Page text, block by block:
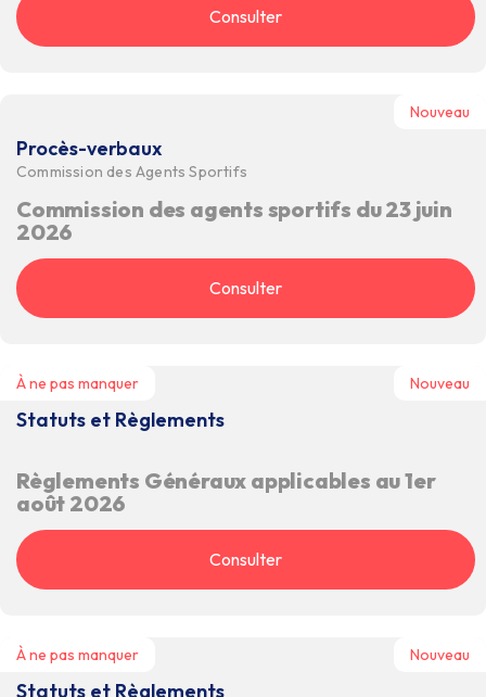
Consulter
Nouveau
Procès-verbaux
Commission des Agents Sportifs
Commission des agents sportifs du 23 juin
2026
Consulter
Nouveau
À ne pas manquer
Statuts et Règlements
Règlements Généraux applicables au 1er
août 2026
Consulter
Nouveau
À ne pas manquer
Statuts et Règlements